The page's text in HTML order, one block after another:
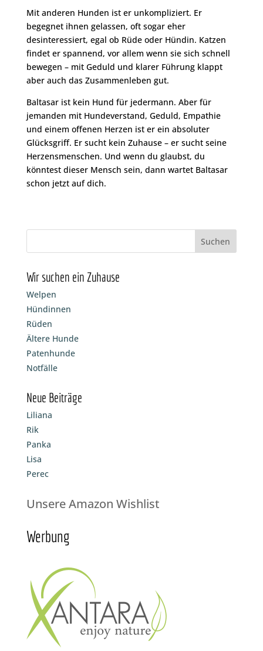
Mit anderen Hunden ist er unkompliziert. Er
begegnet ihnen gelassen, oft sogar eher
desinteressiert, egal ob Rüde oder Hündin. Katzen
findet er spannend, vor allem wenn sie sich schnell
bewegen – mit Geduld und klarer Führung klappt
aber auch das Zusammenleben gut.
Baltasar ist kein Hund für jedermann. Aber für
jemanden mit Hundeverstand, Geduld, Empathie
und einem offenen Herzen ist er ein absoluter
Glücksgriff. Er sucht kein Zuhause – er sucht seine
Herzensmenschen. Und wenn du glaubst, du
könntest dieser Mensch sein, dann wartet Baltasar
schon jetzt auf dich.
Wir suchen ein Zuhause
Welpen
Hündinnen
Rüden
Ältere Hunde
Patenhunde
Notfälle
Neue Beiträge
Liliana
Rik
Panka
Lisa
Perec
Unsere Amazon Wishlist
Werbung